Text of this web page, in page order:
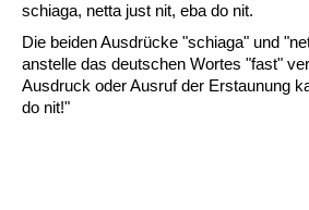
Kategorie
Natur und
schiaga, netta just nit, eba do nit.
Die beiden Ausdrücke "schiaga" und
anstelle das deutschen Wortes "fast"
Ausdruck oder Ausruf der Erstaunung
do nit!"